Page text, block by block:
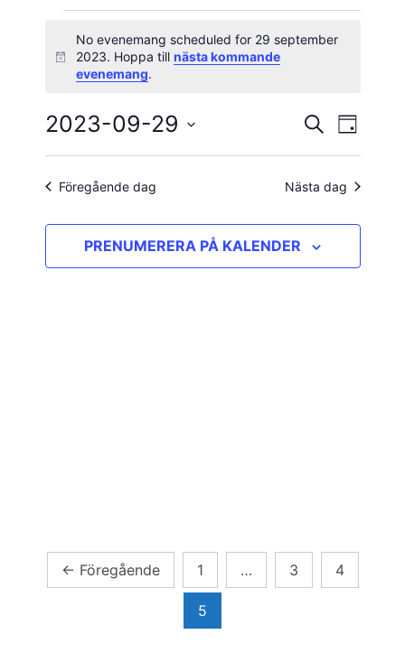
Evenemang
för
29
september
2023
Notis
No evenemang scheduled for 29 september
2023. Hoppa tillnästa kommande
evenemang.
Search
and
Views
SÖK DAG
2023-09-29
Välj
Föregående dag Nästa dag
PRENUMERERA PÅ KALENDER
Sidnumrering
← Föregående 1 … 3 4
5